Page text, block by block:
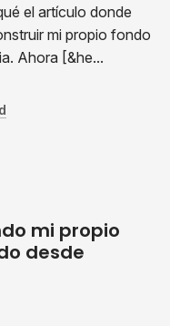
el artículo donde
mi propio fondo
Ahora [&he...
mi propio
desde